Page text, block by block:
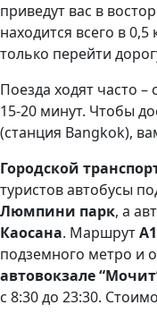
приведут вас в
находится всего в
только перейти
Поезда ходят часто –
15-20 минут. Чтобы
(станция Bangkok),
Городской
туристов автобусы
Люмпини парк, а
Каосана. МаршрутА1
подземного метро и
автовокзале
с 8:30 до 23:30.